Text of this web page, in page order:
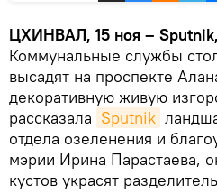
ЦХИНВАЛ, 15 ноя – Sputnik,
Коммунальные службы
высадят на проспекте
декоративную живую
рассказала Sputnik
отдела озеленения и
мэрии Ирина Парастаева,
кустов украсят